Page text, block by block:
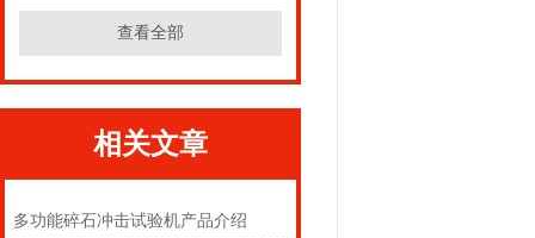
查看全部
相关文章
多功能碎石冲击试验机产品介绍